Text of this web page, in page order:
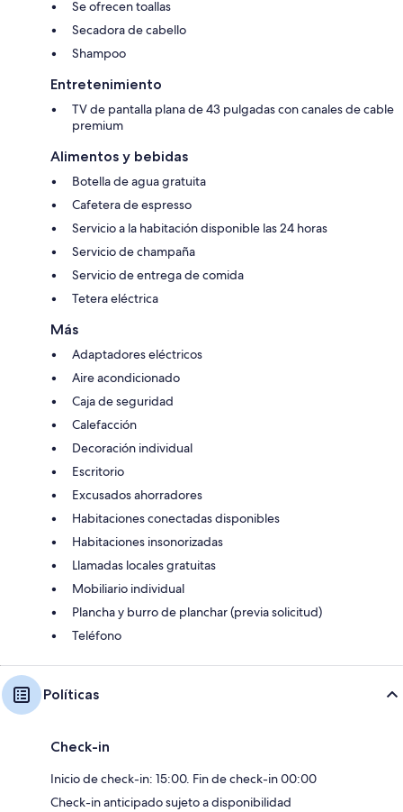
Se ofrecen toallas
Secadora de cabello
Shampoo
Entretenimiento
TV de pantalla plana de 43 pulgadas con canales de cable
premium
Alimentos y bebidas
Botella de agua gratuita
Cafetera de espresso
Servicio a la habitación disponible las 24 horas
Servicio de champaña
Servicio de entrega de comida
Tetera eléctrica
Más
Adaptadores eléctricos
Aire acondicionado
Caja de seguridad
Calefacción
Decoración individual
Escritorio
Excusados ahorradores
Habitaciones conectadas disponibles
Habitaciones insonorizadas
Llamadas locales gratuitas
Mobiliario individual
Plancha y burro de planchar (previa solicitud)
Teléfono
Políticas
Check-in
Inicio de check-in: 15:00. Fin de check-in 00:00
Check-in anticipado sujeto a disponibilidad